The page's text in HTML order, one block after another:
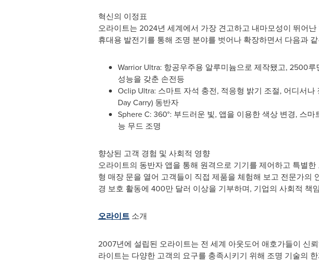
혁신의 이정표
오라이트는 2024년 세계에서 가장 견고하고 내마모성이 뛰어
휴대용 발전기를 통해 조명 분야를 벗어나 확장하면서 다음과
Warrior Ultra: 항공우주용 알루미늄으로 제작됐고, 2500
성능을 갖춘 손전등
Oclip Ultra: 스마트 자석 충전, 적응형 밝기 조절, 어디서
Day Carry) 동반자
Sphere C: 360°: 부드러운 빛, 앱을 이용한 색상 변경, 스
능 무드 조명
향상된 고객 경험 및 사회적 영향
오라이트의 동반자 앱을 통해 원격으로 기기를 제어하고 특별
형 매장 문을 열어 고객들이 직접 제품을 체험해 보고 전문가의
경 보호 활동에 400만 달러 이상을 기부하며, 기업의 사회적 책
오라이트소개
2007년에 설립된 오라이트는 전 세계 아웃도어 애호가들이 신
라이트는 다양한 고객의 요구를 충족시키기 위해 조명 기술의